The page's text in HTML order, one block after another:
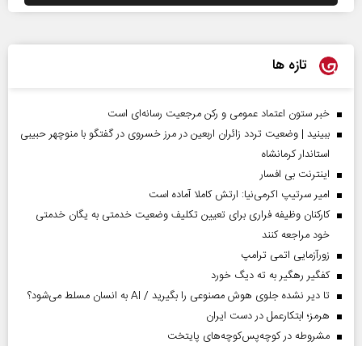
تازه ها
خبر ستون اعتماد عمومی و رکن مرجعیت رسانه‌ای است
ببینید | وضعیت تردد زائران اربعین در مرز خسروی در گفتگو با منوچهر حبیبی
استاندار کرمانشاه
اینترنت بی افسار
امیر سرتیپ اکرمی‌نیا: ارتش کاملا آماده است
کارکنان وظیفه فراری برای تعیین تکلیف وضعیت خدمتی به یگان خدمتی
خود مراجعه کنند
زورآزمایی اتمی ترامپ
کفگیر رهگیر به ته دیگ خورد
تا دیر نشده جلوی هوش مصنوعی را بگیرید / AI به انسان مسلط می‌شود؟
هرمز؛ ابتکارعمل در دست ایران
مشروطه در کوچه‌پس‌کوچه‌های پایتخت